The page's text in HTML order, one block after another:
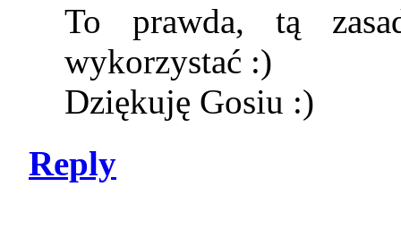
To prawda, tą
wykorzystać :)
Dziękuję Gosiu :)
Reply